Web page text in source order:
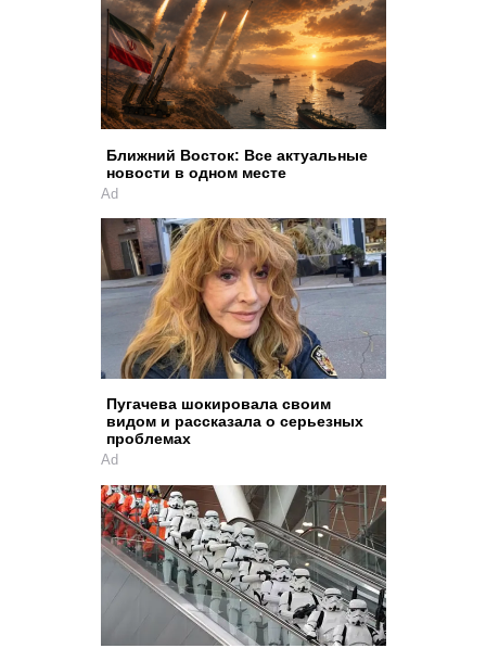
Ближний Восток: Все актуальные
новости в одном месте
Ad
Пугачева шокировала своим
видом и рассказала о серьезных
проблемах
Ad